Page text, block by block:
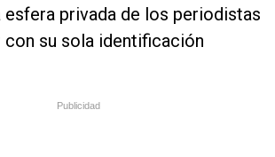
privada de los periodistas
con su sola identificación
Publicidad